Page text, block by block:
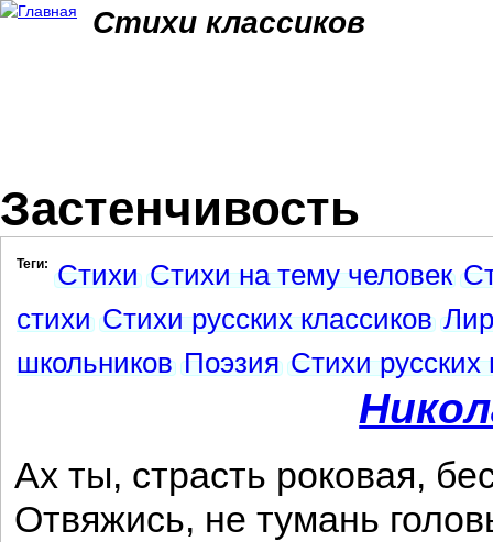
Стихи классиков
Застенчивость
Теги: Стихи Стихи на тему человек
стихи Стихи русских классиков
школьников Поэзия Стихи русских
Ах ты, страсть роковая,
Отвяжись, не тумань